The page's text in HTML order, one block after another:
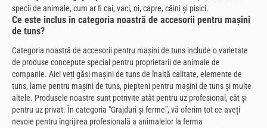
specii de animale, cum ar fi cai, vaci, oi, capre, câini și pisici.
Ce este inclus în categoria noastră de accesorii pentru mașini
de tuns?
Categoria noastră de accesorii pentru mașini de tuns include o varietate
de produse concepute special pentru proprietarii de animale de
companie. Aici veți găsi mașini de tuns de înaltă calitate, elemente de
tuns, lame pentru mașini de tuns, piepteni pentru mașini de tuns și multe
altele. Produsele noastre sunt potrivite atât pentru uz profesional, cât și
pentru uz privat. În categoria "Grajduri și ferme", vă oferim tot ce aveți
nevoie pentru îngrijirea profesională a animalelor la ferma